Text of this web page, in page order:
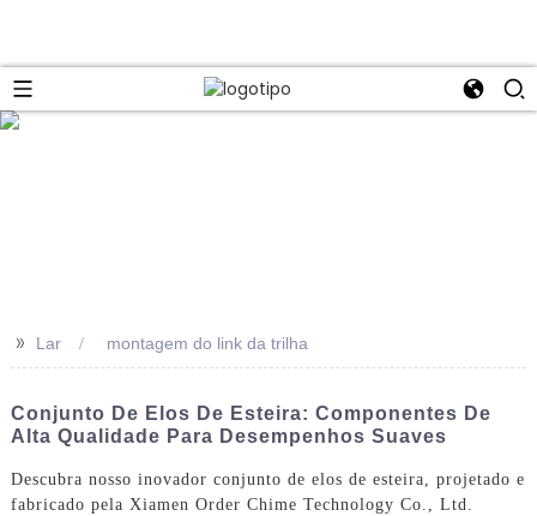
>> Lar montagem do link da trilha
Conjunto De Elos De Esteira: Componentes De
Alta Qualidade Para Desempenhos Suaves
Descubra nosso inovador conjunto de elos de esteira, projetado e
fabricado pela Xiamen Order Chime Technology Co., Ltd.